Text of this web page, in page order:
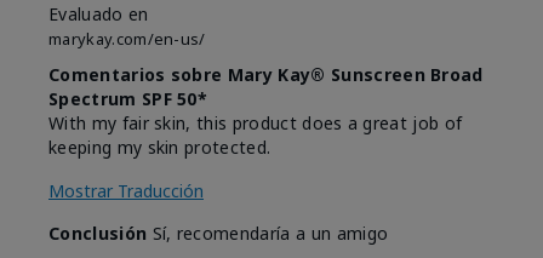
Evaluado en
marykay.com/en-us/
Comentarios sobre Mary Kay® Sunscreen Broad
Spectrum SPF 50*
With my fair skin, this product does a great job of
keeping my skin protected.
Mostrar Traducción
Conclusión Sí, recomendaría a un amigo